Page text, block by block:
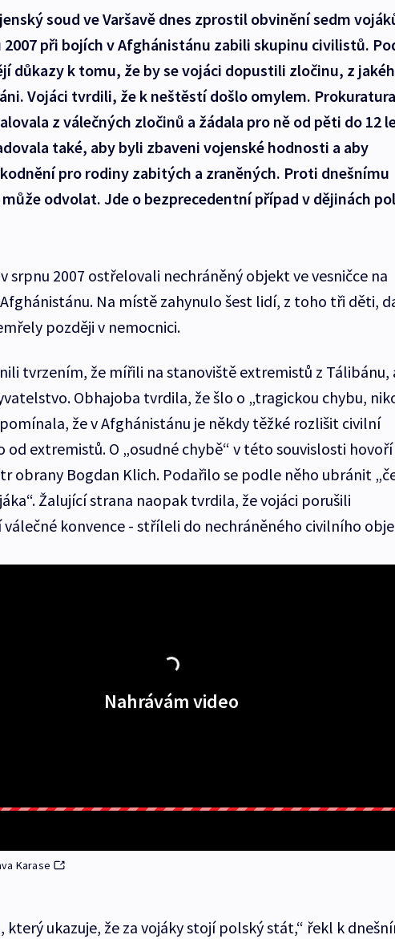
soud ve Varšavě dnes zprostil obvinění sedm
2007 při bojích v Afghánistánu zabili skupinu civilistů.
důkazy k tomu, že by se vojáci dopustili zločinu, z
Vojáci tvrdili, že k neštěstí došlo omylem.
z válečných zločinů a žádala pro ně od pěti do 12
také, aby byli zbaveni vojenské hodnosti a aby
pro rodiny zabitých a zraněných. Proti dnešnímu
odvolat. Jde o bezprecedentní případ v dějinách
srpnu 2007 ostřelovali nechráněný objekt ve vesničce na
Na místě zahynulo šest lidí, z toho tři děti,
později v nemocnici.
tvrzením, že mířili na stanoviště extremistů z Tálibánu,
Obhajoba tvrdila, že šlo o „tragickou chybu,
že v Afghánistánu je někdy těžké rozlišit civilní
od extremistů. O „osudné chybě“ v této souvislosti
obrany Bogdan Klich. Podařilo se podle něho ubránit
Žalující strana naopak tvrdila, že vojáci porušili
válečné konvence - stříleli do nechráněného civilního
Nahrávám video
Karase
který ukazuje, že za vojáky stojí polský stát,“ řekl k